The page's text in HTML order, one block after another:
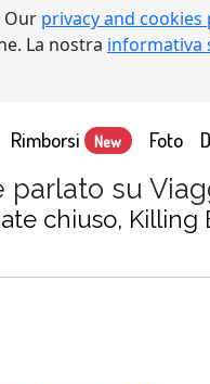
Our privacy and cookies
La nostra informativa
Rimborsi New Foto
parlato su
chiuso, Killing